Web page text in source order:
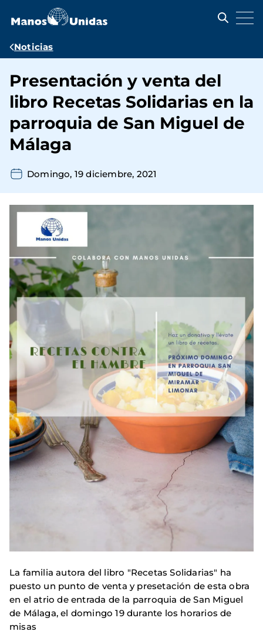
contenido
Ruta
navegación
Noticias
Presentación y venta del
libro Recetas Solidarias en la
parroquia de San Miguel de
Málaga
Domingo, 19 diciembre, 2021
La familia autora del libro "Recetas Solidarias" ha
puesto un punto de venta y presetación de esta obra
en el atrio de entrada de la parroquia de San Miguel
de Málaga, el domingo 19 durante los horarios de
misas